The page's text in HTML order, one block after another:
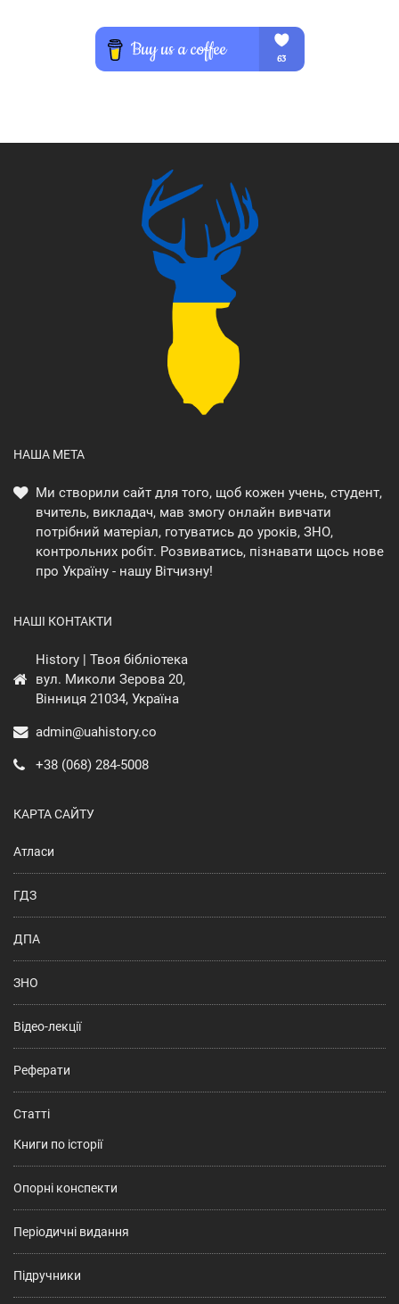
НАША МЕТА
Ми створили сайт для того, щоб кожен учень, студент,
вчитель, викладач, мав змогу онлайн вивчати
потрібний матеріал, готуватись до уроків, ЗНО,
контрольних робіт. Розвиватись, пізнавати щось нове
про Україну - нашу Вітчизну!
НАШІ КОНТАКТИ
History | Твоя бібліотека
вул. Миколи Зерова 20,
Вінниця 21034, Україна
admin@uahistory.co
+38 (068) 284-5008
КАРТА САЙТУ
Атласи
ГДЗ
ДПА
ЗНО
Відео-лекції
Реферати
Статті
Книги по історії
Опорні конспекти
Періодичні видання
Підручники